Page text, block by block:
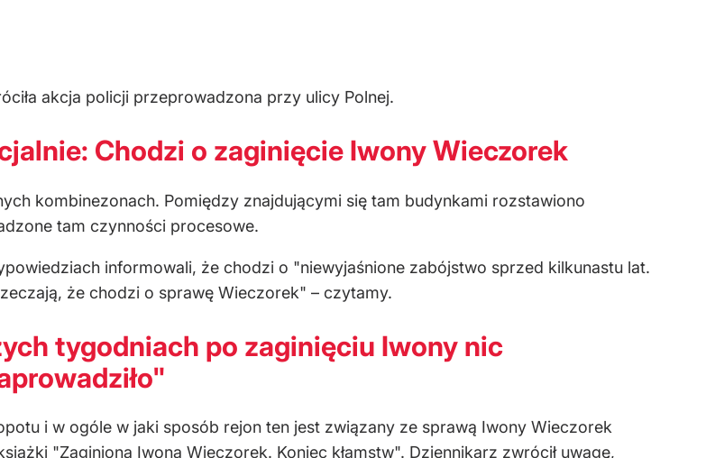
akcja policji przeprowadzona przy ulicy Polnej.
Chodzi o zaginięcie Iwony Wieczorek
kombinezonach. Pomiędzy znajdującymi się tam budynkami rozstawiono
tam czynności procesowe.
informowali, że chodzi o "niewyjaśnione zabójstwo sprzed kilkunastu lat.
że chodzi o sprawę Wieczorek" – czytamy.
tygodniach po zaginięciu Iwony nic
i w ogóle w jaki sposób rejon ten jest związany ze sprawą Iwony Wieczorek
"Zaginiona Iwona Wieczorek. Koniec kłamstw". Dziennikarz zwrócił uwagę,